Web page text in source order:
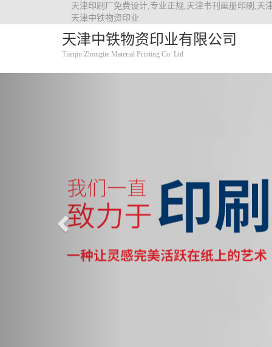
天津印刷厂免费设计,专业正规,天津书刊画册印刷,天
天津中铁物资印业
天津中铁物资印业有限公司
Tianjin Zhongtie Material Printing Co. Ltd